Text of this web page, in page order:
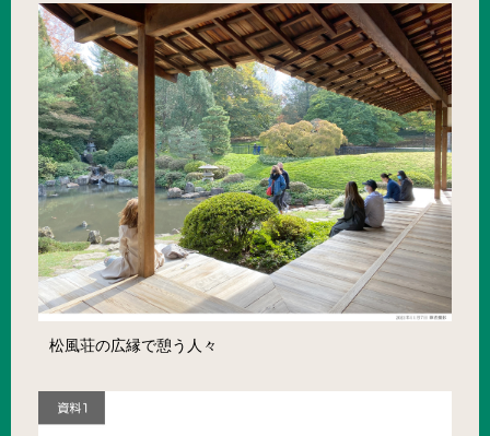
松風荘の広縁で憩う人々